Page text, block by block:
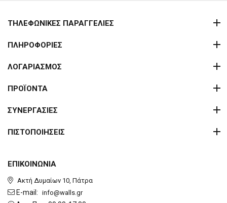
ΕΠΙΚΟΙΝΩΝΙΑ
Ακτή Δυμαίων 10, Πάτρα
E-mail: info@walls.gr
ΤΗΛΕΦΩΝΙΚΕΣ ΠΑΡΑΓΓΕΛΙΕΣ
ΠΛΗΡΟΦΟΡΙΕΣ
ΛΟΓΑΡΙΑΣΜΟΣ
ΠΡΟΪΟΝΤΑ
ΣΥΝΕΡΓΑΣΙΕΣ
ΠΙΣΤΟΠΟΙΗΣΕΙΣ